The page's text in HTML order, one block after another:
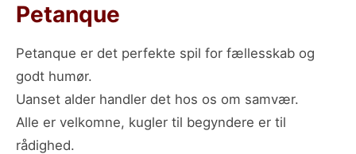
Petanque
Petanque er det perfekte spil for fællesskab og
godt humør.
Uanset alder handler det hos os om samvær.
Alle er velkomne, kugler til begyndere er til
rådighed.